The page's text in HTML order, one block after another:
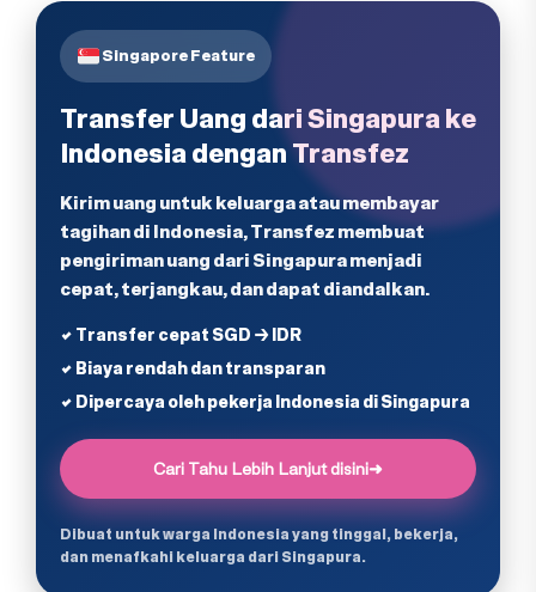
Singapore Feature
Transfer Uang dari Singapura ke
Indonesia dengan Transfez
Kirim uang untuk keluarga atau membayar
tagihan di Indonesia, Transfez membuat
pengiriman uang dari Singapura menjadi
cepat, terjangkau, dan dapat diandalkan.
✔ Transfer cepat SGD → IDR
✔ Biaya rendah dan transparan
✔ Dipercaya oleh pekerja Indonesia di Singapura
Cari Tahu Lebih Lanjut disini➜
Dibuat untuk warga Indonesia yang tinggal, bekerja,
dan menafkahi keluarga dari Singapura.